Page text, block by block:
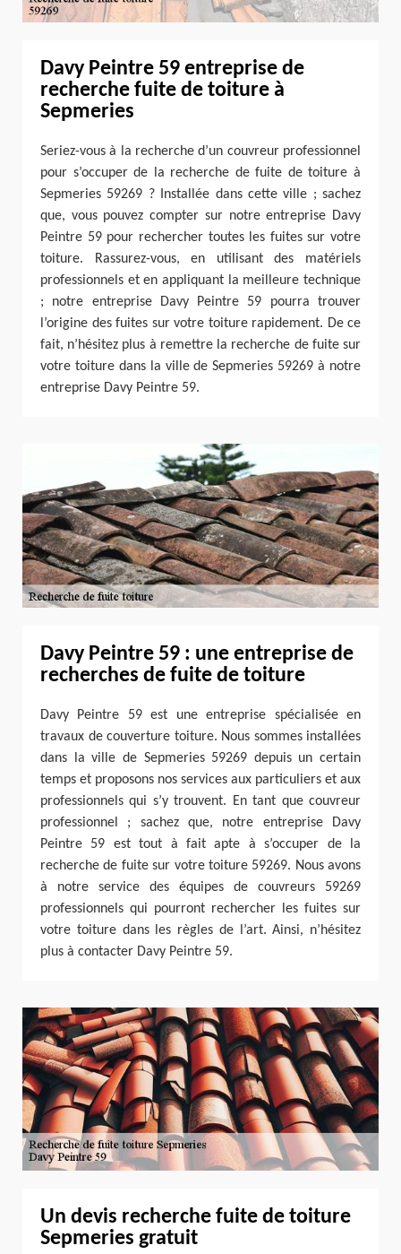
Davy Peintre 59 entreprise de
recherche fuite de toiture à
Sepmeries
Seriez-vous à la recherche d’un couvreur professionnel
pour s’occuper de la recherche de fuite de toiture à
Sepmeries 59269 ? Installée dans cette ville ; sachez
que, vous pouvez compter sur notre entreprise Davy
Peintre 59 pour rechercher toutes les fuites sur votre
toiture. Rassurez-vous, en utilisant des matériels
professionnels et en appliquant la meilleure technique
; notre entreprise Davy Peintre 59 pourra trouver
l’origine des fuites sur votre toiture rapidement. De ce
fait, n’hésitez plus à remettre la recherche de fuite sur
votre toiture dans la ville de Sepmeries 59269 à notre
entreprise Davy Peintre 59.
Davy Peintre 59 : une entreprise de
recherches de fuite de toiture
Davy Peintre 59 est une entreprise spécialisée en
travaux de couverture toiture. Nous sommes installées
dans la ville de Sepmeries 59269 depuis un certain
temps et proposons nos services aux particuliers et aux
professionnels qui s’y trouvent. En tant que couvreur
professionnel ; sachez que, notre entreprise Davy
Peintre 59 est tout à fait apte à s’occuper de la
recherche de fuite sur votre toiture 59269. Nous avons
à notre service des équipes de couvreurs 59269
professionnels qui pourront rechercher les fuites sur
votre toiture dans les règles de l’art. Ainsi, n’hésitez
plus à contacter Davy Peintre 59.
Un devis recherche fuite de toiture
Sepmeries gratuit